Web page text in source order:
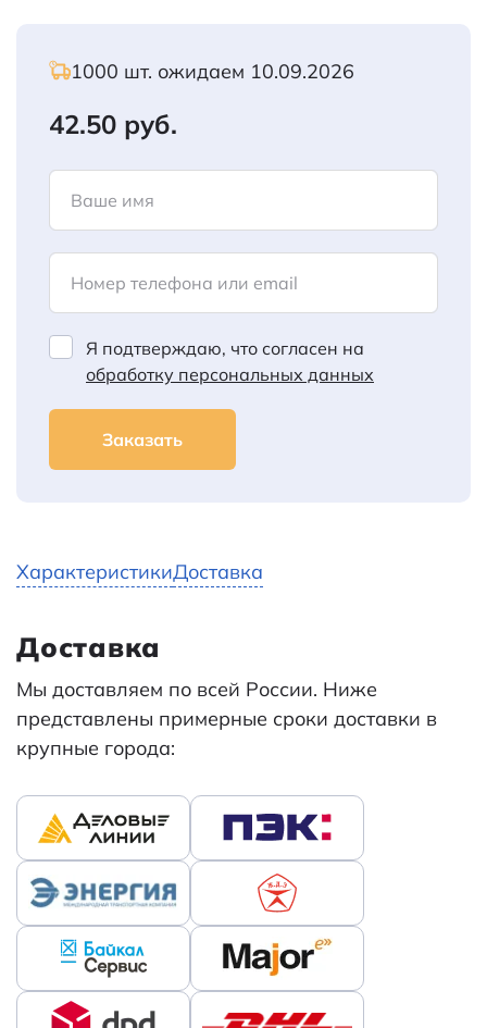
1000 шт. ожидаем 10.09.2026
42.50 руб.
Ваше имя
Номер телефона или email
Я подтверждаю, что согласен на
обработку персональных данных
Заказать
ХарактеристикиДоставка
Доставка
Мы доставляем по всей России. Ниже
представлены примерные сроки доставки в
крупные города: